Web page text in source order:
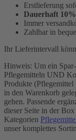
Erstlieferung
Dauerhaft
Immer
Zahlbar in
Ihr Lieferintervall
Hinweis: Um ein
Pflegemitteln UND
Produkte
in den Warenkorb
gehen. Passende
dieser Seite in der
Kategorien
unser komplettes